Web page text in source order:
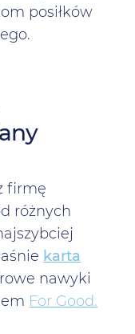
posiłków
firmę
różnych
karta
nawyki
For Good.